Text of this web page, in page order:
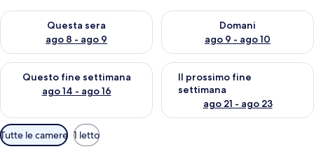
Questa sera
ago 8 - ago 9
Verifica la disponibilità per questa sera, ago 8 - ago 9
Domani
ago 9 - ago 10
Verifica la disponibilità per
Questo fine settimana
ago 14 - ago 16
Verifica la disponibilità per questo fine settimana, ago 14 -
Il prossimo fine
settimana
ago 21 - ago 23
Verifica la disponibilità per il
Filtri
disponibili
Tutte le camere 1 letto